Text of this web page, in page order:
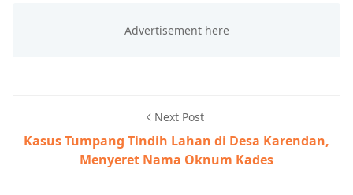
Next Post
Kasus Tumpang Tindih Lahan di Desa Karendan,
Menyeret Nama Oknum Kades